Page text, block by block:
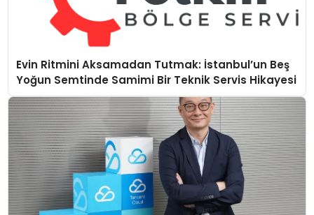
Evin Ritmini Aksamadan Tutmak: İstanbul’un Beş
Yoğun Semtinde Samimi Bir Teknik Servis Hikayesi